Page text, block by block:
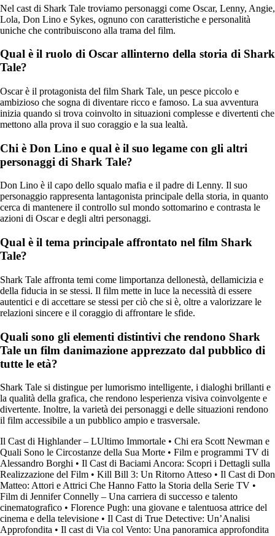
Nel cast di Shark Tale troviamo personaggi come Oscar, Lenny, Angie,
Lola, Don Lino e Sykes, ognuno con caratteristiche e personalità
uniche che contribuiscono alla trama del film.
Qual è il ruolo di Oscar allinterno della storia di Shark
Tale?
Oscar è il protagonista del film Shark Tale, un pesce piccolo e
ambizioso che sogna di diventare ricco e famoso. La sua avventura
inizia quando si trova coinvolto in situazioni complesse e divertenti che
mettono alla prova il suo coraggio e la sua lealtà.
Chi è Don Lino e qual è il suo legame con gli altri
personaggi di Shark Tale?
Don Lino è il capo dello squalo mafia e il padre di Lenny. Il suo
personaggio rappresenta lantagonista principale della storia, in quanto
cerca di mantenere il controllo sul mondo sottomarino e contrasta le
azioni di Oscar e degli altri personaggi.
Qual è il tema principale affrontato nel film Shark
Tale?
Shark Tale affronta temi come limportanza dellonestà, dellamicizia e
della fiducia in se stessi. Il film mette in luce la necessità di essere
autentici e di accettare se stessi per ciò che si è, oltre a valorizzare le
relazioni sincere e il coraggio di affrontare le sfide.
Quali sono gli elementi distintivi che rendono Shark
Tale un film danimazione apprezzato dal pubblico di
tutte le età?
Shark Tale si distingue per lumorismo intelligente, i dialoghi brillanti e
la qualità della grafica, che rendono lesperienza visiva coinvolgente e
divertente. Inoltre, la varietà dei personaggi e delle situazioni rendono
il film accessibile a un pubblico ampio e trasversale.
Il Cast di Highlander – LUltimo Immortale • Chi era Scott Newman e
Quali Sono le Circostanze della Sua Morte • Film e programmi TV di
Alessandro Borghi • Il Cast di Baciami Ancora: Scopri i Dettagli sulla
Realizzazione del Film • Kill Bill 3: Un Ritorno Atteso • Il Cast di Don
Matteo: Attori e Attrici Che Hanno Fatto la Storia della Serie TV •
Film di Jennifer Connelly – Una carriera di successo e talento
cinematografico • Florence Pugh: una giovane e talentuosa attrice del
cinema e della televisione • Il Cast di True Detective: Un’Analisi
Approfondita • Il cast di Via col Vento: Una panoramica approfondita